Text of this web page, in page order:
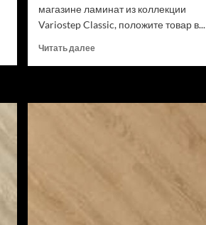
магазине ламинат из коллекции
Variostep Classic, положите товар в...
Читать далееПрочитать